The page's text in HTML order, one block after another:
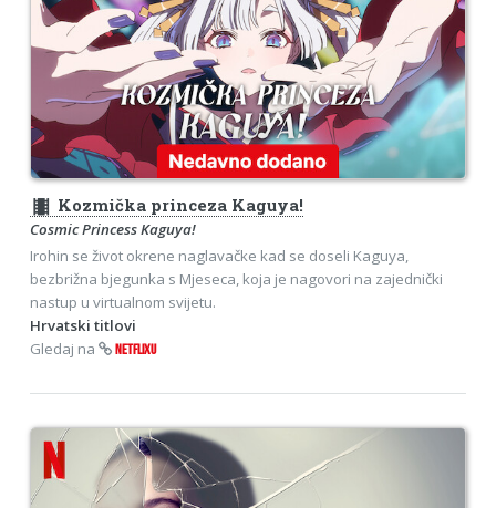
theaters Kozmička princeza Kaguya!
Cosmic Princess Kaguya!
Irohin se život okrene naglavačke kad se doseli Kaguya,
bezbrižna bjegunka s Mjeseca, koja je nagovori na zajednički
nastup u virtualnom svijetu.
Hrvatski titlovi
Gledaj na
NETFLIXU